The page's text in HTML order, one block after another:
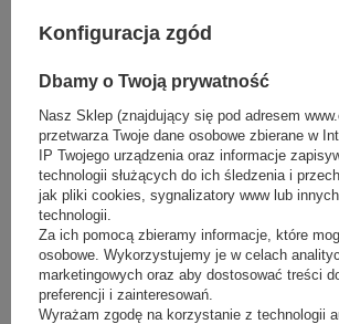
ciepłe powietrze. Prosty test z kartką
drzwiami pozwoli ocenić siłę przylegania
Jakie urządzenia chłodnicze
najlepiej w sklepie
szczytu?
Wybór odpowiedniego sprzętu to
mikrobiologicznego żywności. Inwestując w
warto stawiać na rozwiązania
charakteryzujące się podwyższoną klasą
Lady chłodnicze – na co zwrócić
wyborze?
Konfiguracja zgód
Dbamy o Twoją prywatność
Nasz Sklep (znajdujący się pod adresem
przetwarza Twoje dane osobowe zbierane w
IP Twojego urządzenia oraz informacje
technologii służących do ich śledzenia i
jak pliki cookies, sygnalizatory www lub
technologii.
Za ich pomocą zbieramy informacje, które
osobowe. Wykorzystujemy je w celach
marketingowych oraz aby dostosować treści
preferencji i zainteresowań.
Wyrażam zgodę na korzystanie z technologii